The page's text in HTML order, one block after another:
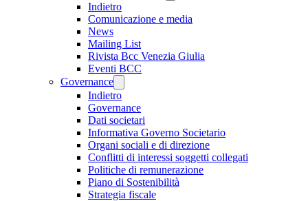
Indietro
Comunicazione e media
News
Mailing List
Rivista Bcc Venezia Giulia
Eventi BCC
Governance
Indietro
Governance
Dati societari
Informativa Governo Societario
Organi sociali e di direzione
Conflitti di interessi soggetti collegati
Politiche di remunerazione
Piano di Sostenibilità
Strategia fiscale